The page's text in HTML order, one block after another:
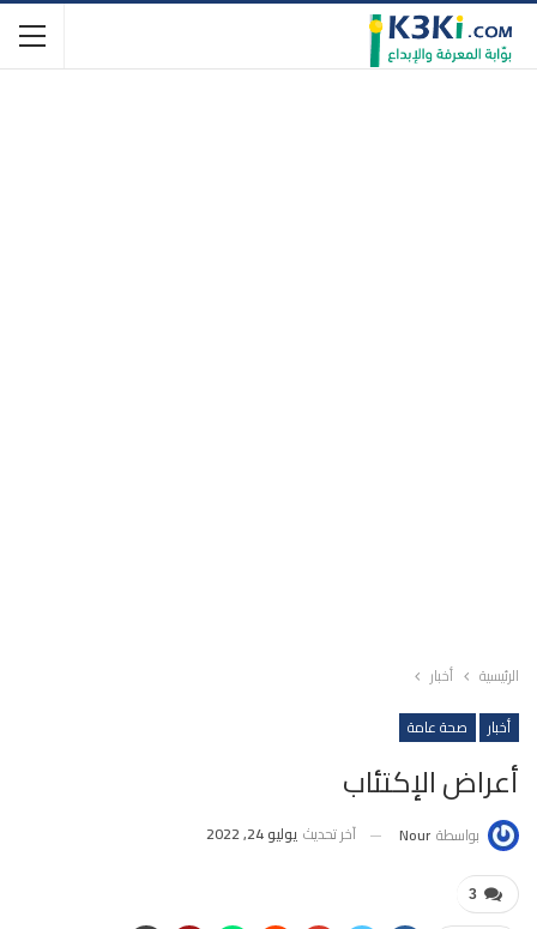
الرئيسية
أخبار
أخبار
صحة عامة
أعراض الإكتئاب
بواسطة Nour آخر تحديث يوليو 24, 2022
3